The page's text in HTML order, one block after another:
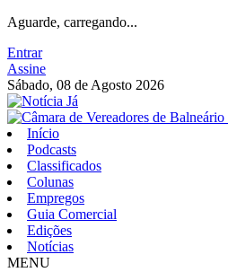
Aguarde, carregando...
Entrar
Assine
Sábado, 08 de Agosto 2026
Início
Podcasts
Classificados
Colunas
Empregos
Guia Comercial
Edições
Notícias
MENU